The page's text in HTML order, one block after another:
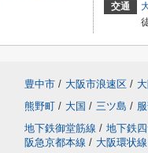
交通
豊中市 / 大阪市浪速区 /
熊野町 / 大国 / 三ツ島 /
地下鉄御堂筋線 / 地下鉄
阪急京都本線 / 大阪環状線